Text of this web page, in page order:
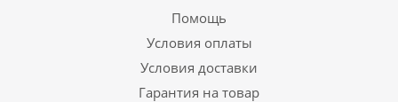
Помощь
Условия оплаты
Условия доставки
Гарантия на товар